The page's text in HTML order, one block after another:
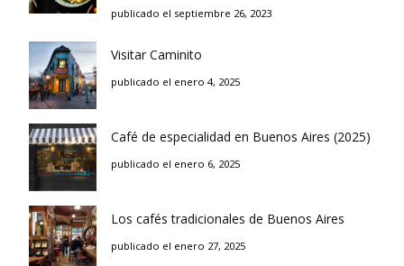
publicado el septiembre 26, 2023
Visitar Caminito
publicado el enero 4, 2025
Café de especialidad en Buenos Aires (2025)
publicado el enero 6, 2025
Los cafés tradicionales de Buenos Aires
publicado el enero 27, 2025